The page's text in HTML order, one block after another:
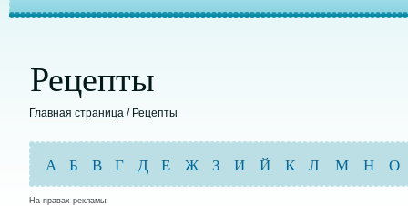
Рецепты
Главная страница / Рецепты
А Б В Г Д Е Ж З И Й К Л М Н О
На правах рекламы: